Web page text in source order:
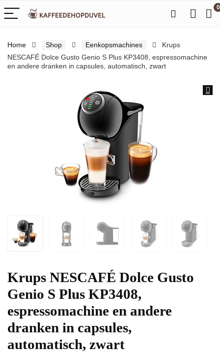
0
Home Shop Eenkopsmachines
Krups
NESCAFÉ Dolce Gusto Genio S Plus KP3408, espressomachine
en andere dranken in capsules, automatisch, zwart
Krups NESCAFÉ Dolce Gusto
Genio S Plus KP3408,
espressomachine en andere
dranken in capsules,
automatisch, zwart